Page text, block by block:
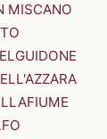
MISCANO